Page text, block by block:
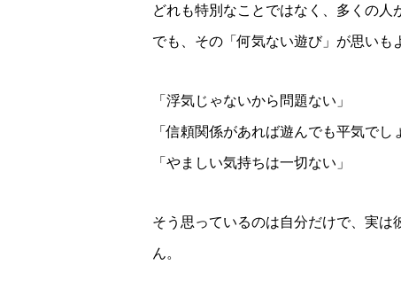
どれも特別なことではなく、多くの人
でも、その「何気ない遊び」が思いも
「浮気じゃないから問題ない」
「信頼関係があれば遊んでも平気でし
「やましい気持ちは一切ない」
そう思っているのは自分だけで、実
ん。